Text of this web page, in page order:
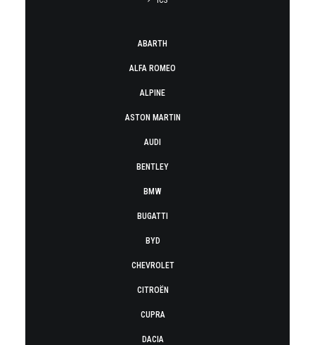
ABARTH
ALFA ROMEO
ALPINE
ASTON MARTIN
AUDI
BENTLEY
BMW
BUGATTI
BYD
CHEVROLET
CITROËN
CUPRA
DACIA